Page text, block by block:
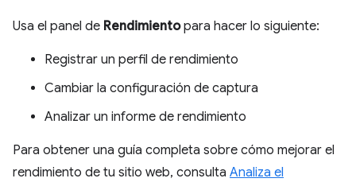
Usa el panel de Rendimientopara hacer lo siguiente:
Registrar un perfil de rendimiento
Cambiar la configuración de captura
Analizar un informe de rendimiento
Para obtener una guía completa sobre cómo mejorar el
rendimiento de tu sitio web, consulta Analiza el